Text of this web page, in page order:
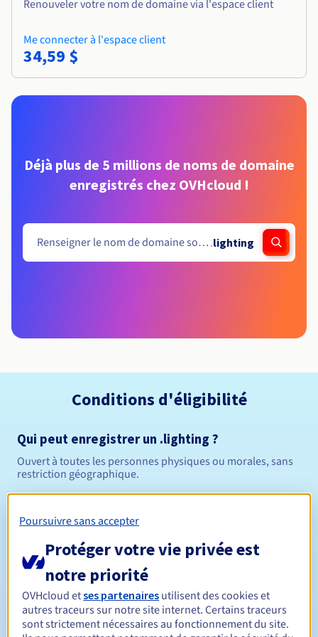
Renouveler votre nom de domaine via l'espace client
Me connecter à l'espace client
34,59 $
Déjà plus de 5 millions de noms de domaine
enregistrés chez OVHcloud !
.lighting
Conditions d'éligibilité
Qui peut enregistrer un .lighting ?
Ouvert à toutes les personnes physiques ou morales, sans
restriction géographique.
Durée de réservation Entre 1 et 10 ans
Durée de renouvellement Entre 1 et 10 ans
Poursuivre sans accepter
Protéger votre vie privée est
notre priorité
OVHcloud etses partenaires utilisent des cookies et
autres traceurs sur notre site internet. Certains traceurs
sont strictement nécessaires au fonctionnement du site.